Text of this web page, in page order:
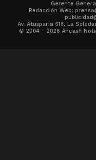
Gerente
Redacción Web:
Av. Atusparia 616, La
© 2004 - 2026 Ancash